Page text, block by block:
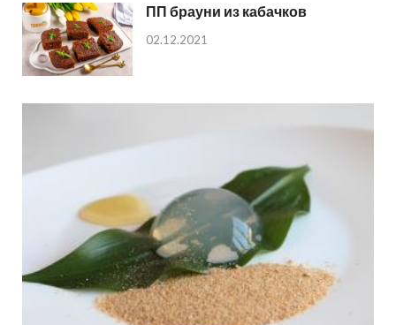
ПП брауни из кабачков
02.12.2021